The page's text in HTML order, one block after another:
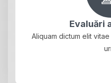
Evaluări
Aliquam dictum elit